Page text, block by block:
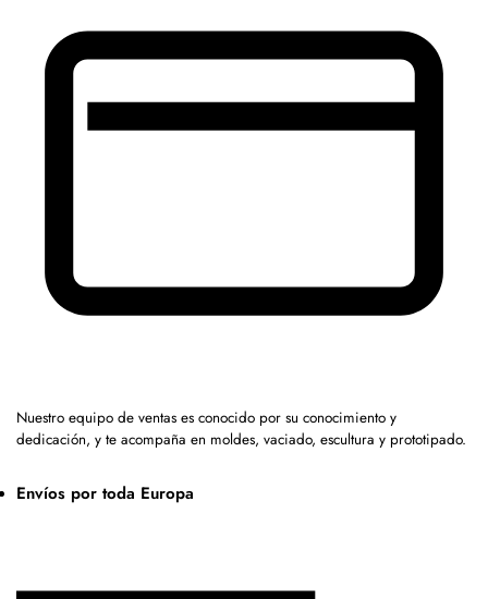
Nuestro equipo de ventas es conocido por su conocimiento y
dedicación, y te acompaña en moldes, vaciado, escultura y prototipado.
Envíos por toda Europa